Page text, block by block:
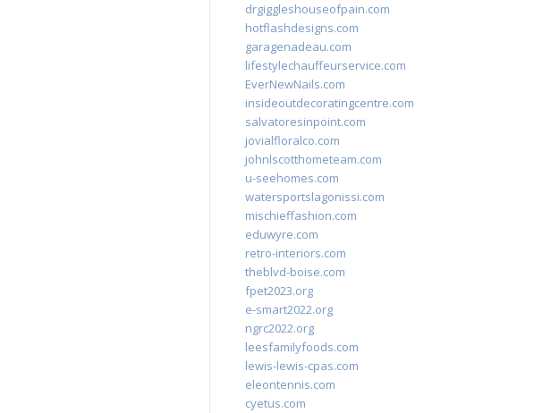
drgiggleshouseofpain.com
hotflashdesigns.com
garagenadeau.com
lifestylechauffeurservice.com
EverNewNails.com
insideoutdecoratingcentre.com
salvatoresinpoint.com
jovialfloralco.com
johnlscotthometeam.com
u-seehomes.com
watersportslagonissi.com
mischieffashion.com
eduwyre.com
retro-interiors.com
theblvd-boise.com
fpet2023.org
e-smart2022.org
ngrc2022.org
leesfamilyfoods.com
lewis-lewis-cpas.com
eleontennis.com
cyetus.com